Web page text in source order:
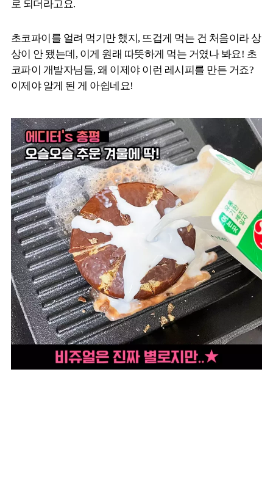
로 되더라고요.
초코파이를 얼려 먹기만 했지, 뜨겁게 먹는 건 처음이라 상
상이 안 됐는데, 이게 원래 따뜻하게 먹는 거였나 봐요! 초
코파이 개발자님들, 왜 이제야 이런 레시피를 만든 거죠?
이제야 알게 된 게 아쉽네요!